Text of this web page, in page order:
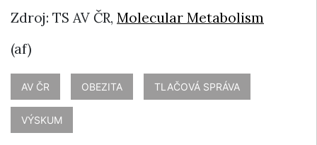
Zdroj: TS AV ČR, Molecular Metabolism
(af)
AV ČR OBEZITA TLAČOVÁ SPRÁVA
VÝSKUM